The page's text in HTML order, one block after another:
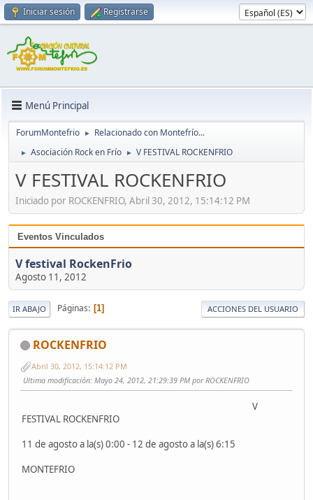
Iniciar sesión Registrarse
Menú Principal
ForumMontefrio ► Relacionado con Montefrío...
► Asociación Rock en Frío ► V FESTIVAL ROCKENFRIO
V FESTIVAL ROCKENFRIO
Iniciado por ROCKENFRIO, Abril 30, 2012, 15:14:12 PM
Eventos Vinculados
V festival RockenFrio
Agosto 11, 2012
IR ABAJO Páginas 1 ACCIONES DEL USUARIO
ROCKENFRIO
Abril 30, 2012, 15:14:12 PM
Ultima modificación: Mayo 24, 2012, 21:29:39 PM por ROCKENFRIO
V
FESTIVAL ROCKENFRIO
11 de agosto a la(s) 0:00 - 12 de agosto a la(s) 6:15
MONTEFRIO